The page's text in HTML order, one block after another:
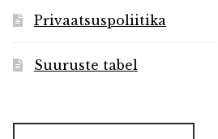
Privaatsuspoliitika
Suuruste tabel